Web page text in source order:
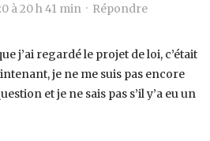
à 20 h 41 min · Répondre
j’ai regardé le projet de loi, c’était
je ne me suis pas encore
et je ne sais pas s’il y’a eu un